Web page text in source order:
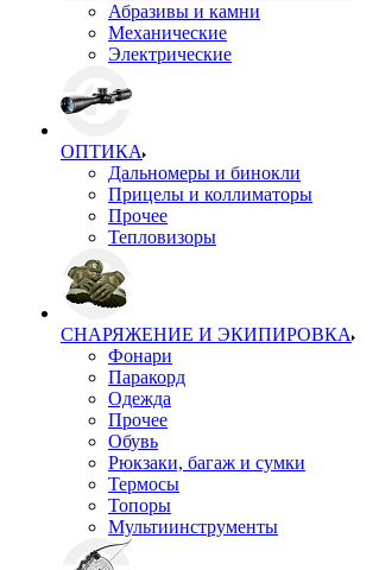
Абразивы и камни
Механические
Электрические
ОПТИКА
Дальномеры и бинокли
Прицелы и коллиматоры
Прочее
Тепловизоры
СНАРЯЖЕНИЕ И ЭКИПИРОВКА
Фонари
Паракорд
Одежда
Прочее
Обувь
Рюкзаки, багаж и сумки
Термосы
Топоры
Мультиинструменты